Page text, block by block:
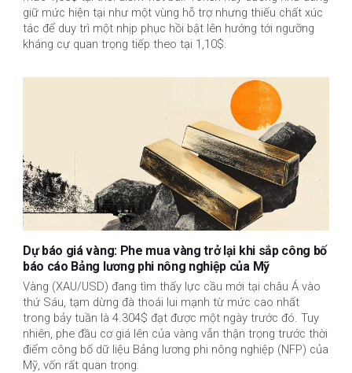
giữ mức hiện tại như một vùng hỗ trợ nhưng thiếu chất xúc
tác để duy trì một nhịp phục hồi bật lên hướng tới ngưỡng
kháng cự quan trọng tiếp theo tại 1,10$.
Dự báo giá vàng: Phe mua vàng trở lại khi sắp công bố
báo cáo Bảng lương phi nông nghiệp của Mỹ
Vàng (XAU/USD) đang tìm thấy lực cầu mới tại châu Á vào
thứ Sáu, tạm dừng đà thoái lui mạnh từ mức cao nhất
trong bảy tuần là 4.304$ đạt được một ngày trước đó. Tuy
nhiên, phe đầu cơ giá lên của vàng vẫn thận trọng trước thời
điểm công bố dữ liệu Bảng lương phi nông nghiệp (NFP) của
Mỹ, vốn rất quan trọng.